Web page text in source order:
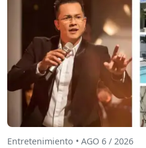
Entretenimiento • AGO 6 / 2026